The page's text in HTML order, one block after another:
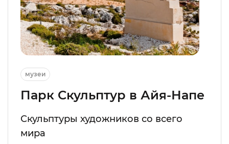
музеи
Парк Cкульптур в Айя-Напе
Скульптуры художников со всего
мира